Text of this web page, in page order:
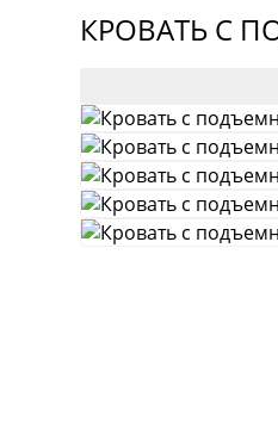
КРОВАТЬ С